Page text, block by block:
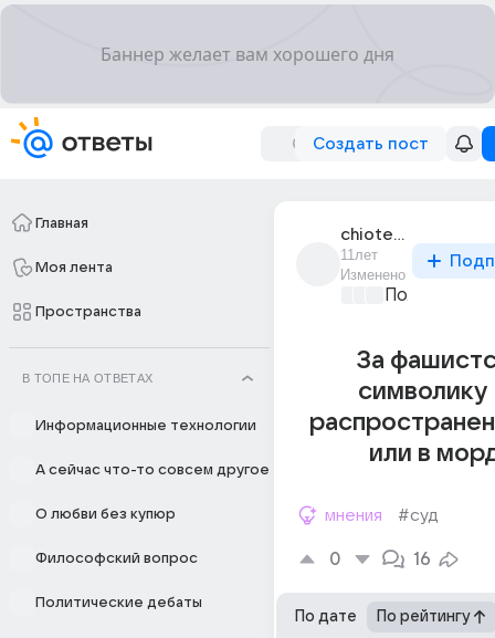
Создать пост
Главная
Моя лента
Пространства
В ТОПЕ НА ОТВЕТАХ
Информационные технологии
А сейчас что-то совсем другое
О любви без купюр
Философский вопрос
Политические дебаты
chiotenad
11лет
Изменено
За
символику
или в
мнения #суд
0 16
По дате По рейтингу